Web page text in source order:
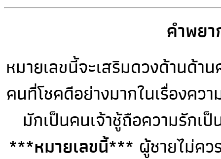
คำพย
หมายเลขนี้จะเสริมดวงด้านด้า
คนที่โชคดีอย่างมากในเรื่องคว
มักเป็นคนเจ้าชู้ถือความรักเ
***หมายเลขนี้*** ผู้ชายไม่คว